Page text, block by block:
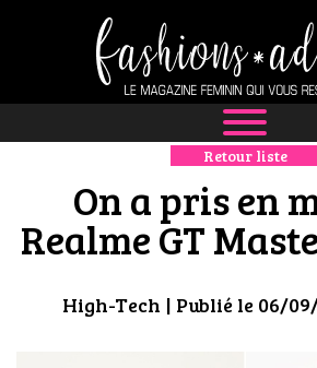
NEWS
MODE
Retour liste
On a pris en
Realme GT
High-Tech | Publié le 06/09/